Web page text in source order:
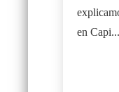
en Capi...